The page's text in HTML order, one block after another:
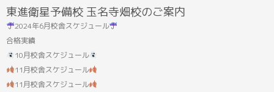
結
果:
東進衛星予備校 玉名寺畑校のご案内
2024年6月校舎スケジュール
合格実績
10月校舎スケジュール
11月校舎スケジュール
11月校舎スケジュール